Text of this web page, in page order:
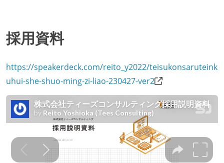
採用資料
https://speakerdeck.com/reito_y2022/teisukonsaruteink
uhui-she-shuo-ming-zi-liao-230427-ver2